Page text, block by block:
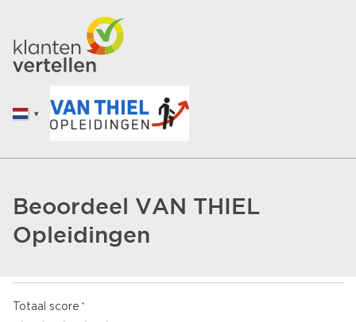
Beoordeel VAN THIEL
Opleidingen
Totaal score